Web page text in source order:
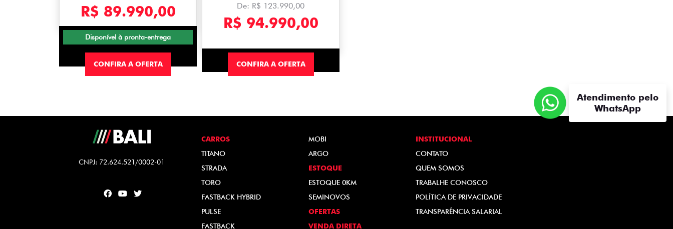
R$ 89.990,00
Disponível à pronta-entrega
CONFIRA A OFERTA
De: R$ 123.990,00
R$ 94.990,00
CONFIRA A OFERTA
CNPJ: 72.624.521/0002-01
CARROS
TITANO
STRADA
TORO
FASTBACK HYBRID
PULSE
FASTBACK
MOBI
ARGO
ESTOQUE
ESTOQUE 0KM
SEMINOVOS
OFERTAS
VENDA DIRETA
INSTITUCIONAL
CONTATO
QUEM SOMOS
TRABALHE CONOSCO
POLÍTICA DE PRIVACIDADE
TRANSPARÊNCIA SALARIAL
Atendimento pelo
WhatsApp